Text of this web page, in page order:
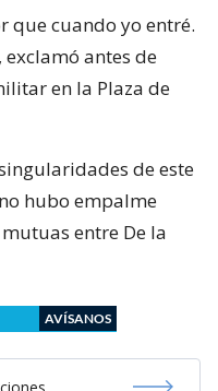
que cuando yo entré.
exclamó antes de
en la Plaza de
de este
hubo empalme
entre De la
AVÍSANOS